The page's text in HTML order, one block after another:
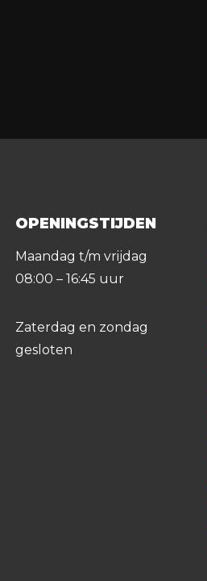
OPENINGSTIJDEN
Maandag t/m vrijdag
08:00 – 16:45 uur
Zaterdag en zondag
gesloten